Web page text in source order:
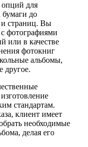
опций для
до
и страниц. Вы
фотографиями
или в качестве
фотокниг
альбомы,
другое.
стандартам.
клиент имеет
необходимые
делая его